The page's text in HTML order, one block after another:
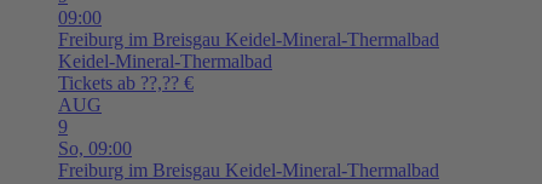
09:00
Freiburg im Breisgau Keidel-Mineral-Thermalbad
Keidel-Mineral-Thermalbad
Tickets ab ??,?? €
AUG
9
So, 09:00
Freiburg im Breisgau Keidel-Mineral-Thermalbad